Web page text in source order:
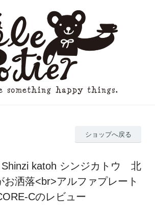
ショップへ戻る
katoh シンジカトウ 北
お洒落<br>アルファプレート
Cのレビュー